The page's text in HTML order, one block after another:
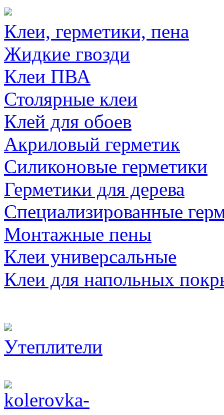
Клеи, герметики, пена
Жидкие гвозди
Клеи ПВА
Столярные клеи
Клей для обоев
Акриловый герметик
Силиконовые герметики
Герметики для дерева
Специализированные
Монтажные пены
Клеи универсальные
Клеи для напольных
Утеплители